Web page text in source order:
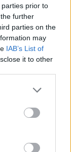
prior to
further
parties on the
may
IAB’s List of
it to other
more Google
may click to
party tags to
below Google
rugalmas
van vele.